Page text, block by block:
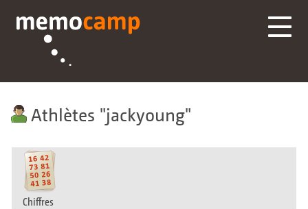
Athlètes jackyoung
Chiffres